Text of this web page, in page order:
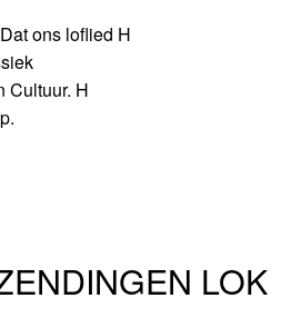
ons loflied H
Cultuur. H
LOK